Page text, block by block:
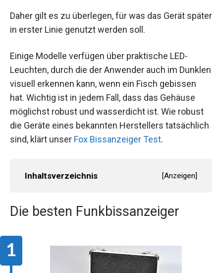
Daher gilt es zu überlegen, für was das Gerät später
in erster Linie genutzt werden soll.
Einige Modelle verfügen über praktische LED-
Leuchten, durch die der Anwender auch im Dunklen
visuell erkennen kann, wenn ein Fisch gebissen
hat. Wichtig ist in jedem Fall, dass das Gehäuse
möglichst robust und wasserdicht ist. Wie robust
die Geräte eines bekannten Herstellers tatsächlich
sind, klärt unser Fox Bissanzeiger Test.
Inhaltsverzeichnis [Anzeigen]
Die besten Funkbissanzeiger